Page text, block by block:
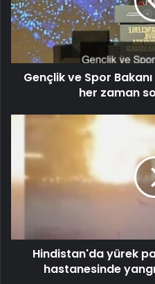
Gençlik ve Spor
her zaman
Hindistan'da yürek
hastanesinde